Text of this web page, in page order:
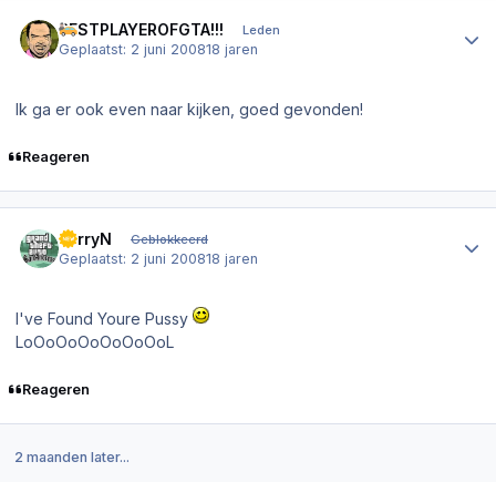
BESTPLAYEROFGTA!!! Leden
Geplaatst: 2 juni 200818 jaren
Ik ga er ook even naar kijken, goed gevonden!
Reageren
FerryN Geblokkeerd
Geplaatst: 2 juni 200818 jaren
I've Found Youre Pussy
LoOoOoOoOoOoOoL
Reageren
2 maanden later...